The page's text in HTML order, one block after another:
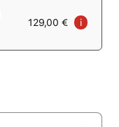
129,00 € i